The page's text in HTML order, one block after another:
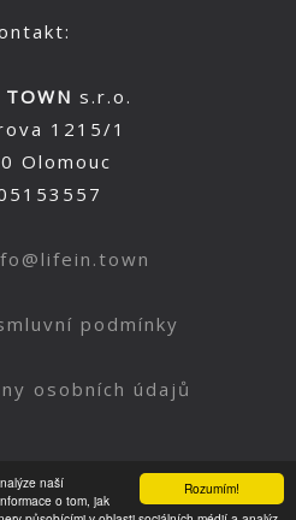
Rozumím!
naší
o tom, jak
s.r.o.
1215/1
Olomouc
podmínky
osobních údajů